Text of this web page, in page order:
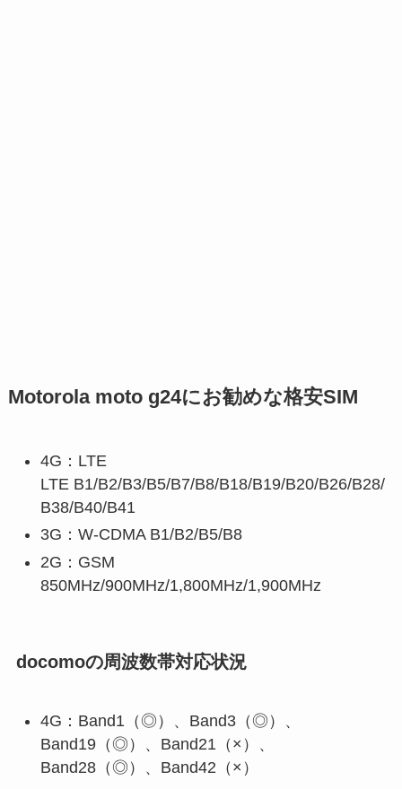
Motorola moto g24にお勧めな格安SIM
4G：LTE
LTE B1/B2/B3/B5/B7/B8/B18/B19/B20/B26/B28/
B38/B40/B41
3G： W-CDMA B1/B2/B5/B8
2G： GSM
850MHz/900MHz/1,800MHz/1,900MHz
docomoの周波数帯対応状況
4G：Band1（◎）、Band3（◎）、
Band19（◎）、Band21（×）、
Band28（◎）、Band42（×）